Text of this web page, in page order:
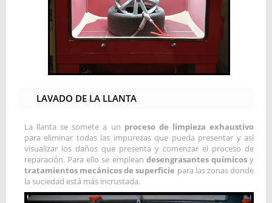
LAVADO DE LA LLANTA
La llanta se somete a un proceso de limpieza exhaustivo
para eliminar todas las impurezas que pueda presentar y así
visualizar los daños que presenta y comenzar el proceso de
reparación. Para ello se emplean desengrasantes químicosy
tratamientos mecánicos de superficie para las zonas donde
la suciedad está más incrustada.